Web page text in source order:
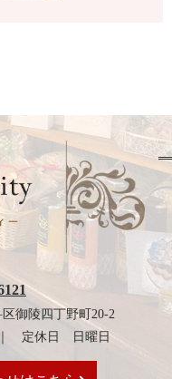
御陵四丁野町20-2
定休日 日曜日